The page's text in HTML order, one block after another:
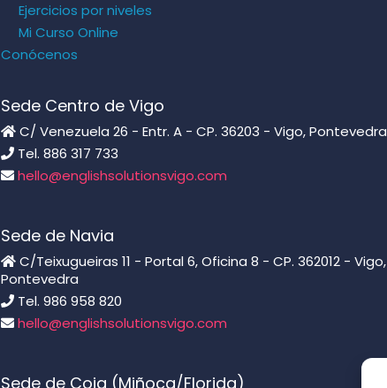
Ejercicios por niveles
Mi Curso Online
Conócenos
Sede Centro de Vigo
C/ Venezuela 26 - Entr. A - CP. 36203 - Vigo, Pontevedra
Tel. 886 317 733
hello@englishsolutionsvigo.com
Sede de Navia
C/Teixugueiras 11 - Portal 6, Oficina 8 - CP. 362012 - Vigo,
Pontevedra
Tel. 986 958 820
hello@englishsolutionsvigo.com
Sede de Coia (Miñoca/Florida)